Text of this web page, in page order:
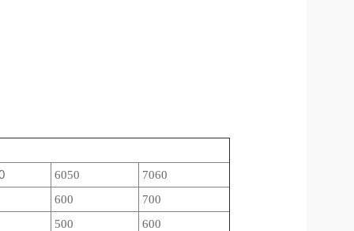
6050
7060
600
700
500
600